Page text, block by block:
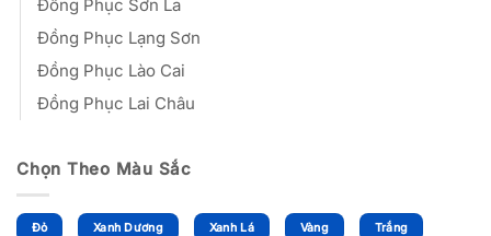
Đồng Phục Sơn La
Đồng Phục Lạng Sơn
Đồng Phục Lào Cai
Đồng Phục Lai Châu
Chọn Theo Màu Sắc
Đỏ Xanh Dương Xanh Lá Vàng Trắng